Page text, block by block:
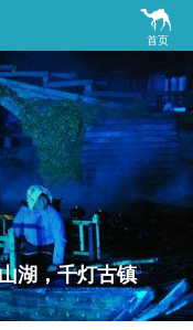

首页
湖，千灯古镇